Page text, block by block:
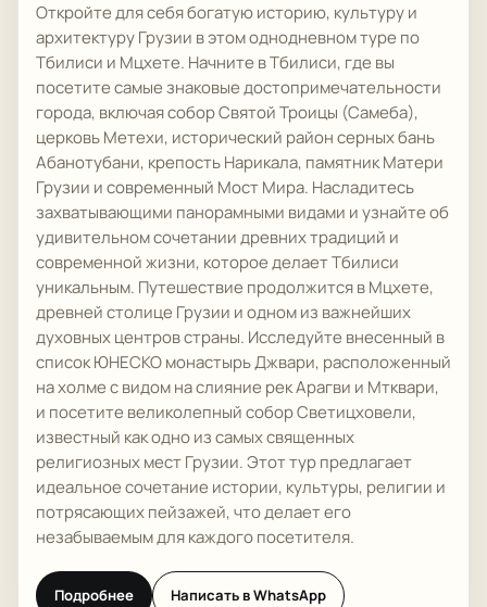
Откройте для себя богатую историю, культуру и
архитектуру Грузии в этом однодневном туре по
Тбилиси и Мцхете. Начните в Тбилиси, где вы
посетите самые знаковые достопримечательности
города, включая собор Святой Троицы (Самеба),
церковь Метехи, исторический район серных бань
Абанотубани, крепость Нарикала, памятник Матери
Грузии и современный Мост Мира. Насладитесь
захватывающими панорамными видами и узнайте об
удивительном сочетании древних традиций и
современной жизни, которое делает Тбилиси
уникальным. Путешествие продолжится в Мцхете,
древней столице Грузии и одном из важнейших
духовных центров страны. Исследуйте внесенный в
список ЮНЕСКО монастырь Джвари, расположенный
на холме с видом на слияние рек Арагви и Мтквари,
и посетите великолепный собор Светицховели,
известный как одно из самых священных
религиозных мест Грузии. Этот тур предлагает
идеальное сочетание истории, культуры, религии и
потрясающих пейзажей, что делает его
незабываемым для каждого посетителя.
Подробнее Написать в WhatsApp